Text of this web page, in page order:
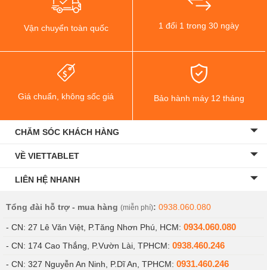
Vận chuyển toàn quốc 1 đổi 1 trong 30 ngày
Giá chuẩn, không sốc giá Bảo hành máy 12 tháng
CHĂM SÓC KHÁCH HÀNG
VỀ VIETTABLET
LIÊN HỆ NHANH
Tổng đài hỗ trợ - mua hàng (miễn phí): 0938.060.080
- CN: 27 Lê Văn Việt, P.Tăng Nhơn Phú, HCM: 0934.060.080
- CN: 174 Cao Thắng, P.Vườn Lài, TPHCM: 0938.460.246
- CN: 327 Nguyễn An Ninh, P.Dĩ An, TPHCM: 0931.460.246